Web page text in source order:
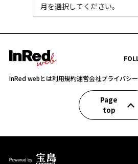
InRed webとは利用規約運営会社プライバシ
Page
top